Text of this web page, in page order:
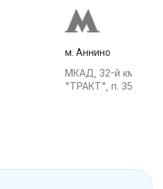
м. Аннино
МКАД, 32-й км, АТК
"ТРАКТ", п. 35